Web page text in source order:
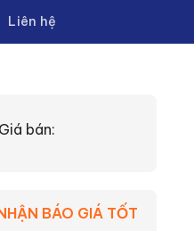
Liên hệ
Giá bán:
BÁO GIÁ TỐT